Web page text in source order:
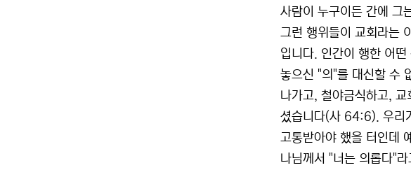
사람이 누구이든 간에 그
그런 행위들이 교회라는
입니다. 인간이 행한 어
놓으신 "의"를 대신할 수
나가고, 철야금식하고,
셨습니다(사 64:6). 우리
고통받아야 했을 터인데
나님께서 "너는 의롭다"